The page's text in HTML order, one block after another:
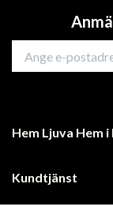
Hem Ljuva Hem i
Kundtjänst